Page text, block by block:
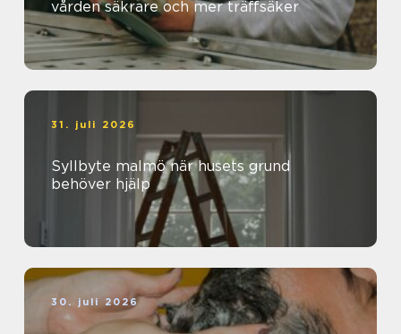
vården säkrare och mer träffsäker
31. juli 2026
Syllbyte malmö när husets grund
behöver hjälp
30. juli 2026